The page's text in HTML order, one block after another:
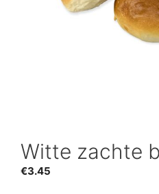
Witte zachte
€3.45